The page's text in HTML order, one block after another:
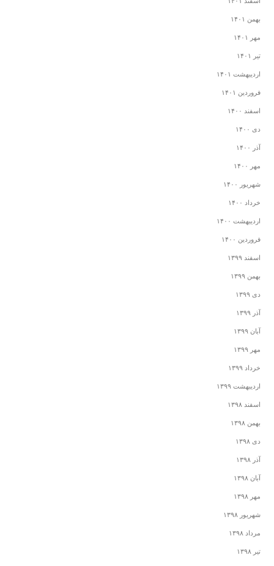
بهمن ۱۴۰۱
مهر ۱۴۰۱
تیر ۱۴۰۱
اردیبهشت ۱۴۰۱
فروردین ۱۴۰۱
اسفند ۱۴۰۰
دی ۱۴۰۰
آذر ۱۴۰۰
مهر ۱۴۰۰
شهریور ۱۴۰۰
خرداد ۱۴۰۰
اردیبهشت ۱۴۰۰
فروردین ۱۴۰۰
اسفند ۱۳۹۹
بهمن ۱۳۹۹
دی ۱۳۹۹
آذر ۱۳۹۹
آبان ۱۳۹۹
مهر ۱۳۹۹
خرداد ۱۳۹۹
اردیبهشت ۱۳۹۹
اسفند ۱۳۹۸
بهمن ۱۳۹۸
دی ۱۳۹۸
آذر ۱۳۹۸
آبان ۱۳۹۸
مهر ۱۳۹۸
شهریور ۱۳۹۸
مرداد ۱۳۹۸
تیر ۱۳۹۸